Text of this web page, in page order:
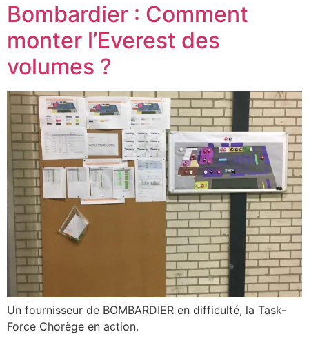
Bombardier : Comment
monter l’Everest des
volumes ?
Un fournisseur de BOMBARDIER en difficulté, la Task-
Force Chorège en action.